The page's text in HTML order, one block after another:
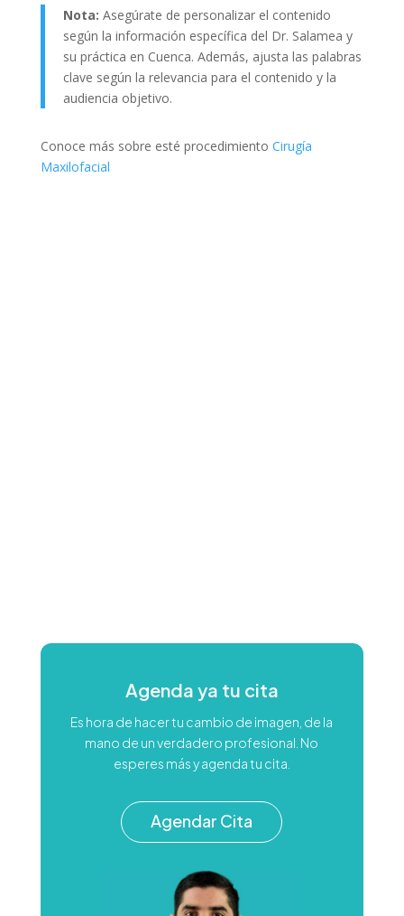
Nota: Asegúrate de personalizar el contenido
según la información específica del Dr. Salamea y
su práctica en Cuenca. Además, ajusta las palabras
clave según la relevancia para el contenido y la
audiencia objetivo.
Conoce más sobre esté procedimiento Cirugía
Maxilofacial
Agenda ya tu cita
Es hora de hacer tu cambio de imagen, de la
mano de un verdadero profesional. No
esperes más y agenda tu cita.
Agendar Cita